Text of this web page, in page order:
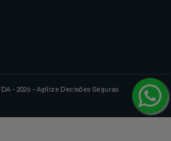
- 2026 - Agilize Decisões Seguras